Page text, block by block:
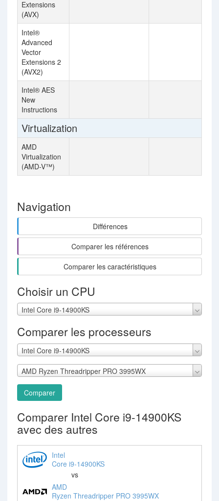
Extensions
(AVX)
Intel®
Advanced
Vector
Extensions 2
(AVX2)
Intel® AES
New
Instructions
Virtualization
AMD
Virtualization
(AMD-V™)
Navigation
Différences
Comparer les références
Comparer les caractéristiques
Choisir un CPU
Intel Core i9-14900KS
Comparer les processeurs
Intel Core i9-14900KS
AMD Ryzen Threadripper PRO 3995WX
Comparer
Comparer Intel Core i9-14900KS
avec des autres
Intel
Core i9-14900KS
vs
AMD
Ryzen Threadripper PRO 3995WX